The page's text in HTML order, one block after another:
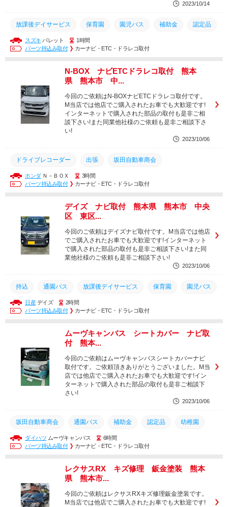
2023/10/14
放課後デイサービス 保育園 園児バス 補助金 認定品
幼稚園 BS700 置き去り
車内置き去り防止システム
車内置き去り防止安全装置 坂田自動車商会 出張
ドライブレコーダー
スズキ パレット
1時間
パーツ持込み取付
カーナビ・ETC・ドラレコ取付
N-BOX ナビETCドラレコ取付 熊本
県 熊本市 中...
今回のご依頼はN-BOXナビETCドラレコ取付です。
M当店では他店でご購入されたお車でも大歓迎です!
インターネットで購入された部品の取付も是非ご相
談下さい!また同業他社様のご依頼も是非ご相談下さ
い!
2023/10/06
ドライブレコーダー 出張 坂田自動車商会
車内置き去り防止システム
車内置き去り 出張作業 置き去り 園児バス
補助金 認定品 幼稚園 BS700 保育園
放課後デイサービス
ホンダＮ－ＢＯＸ
3時間
パーツ持込み取付
カーナビ・ETC・ドラレコ取付
デイズ ナビ取付 熊本県 熊本市 中央
区 東区...
今回のご依頼はデイズナビ取付です。M当店では他店
でご購入されたお車でも大歓迎です!インターネット
で購入された部品の取付も是非ご相談下さい!また同
業他社様のご依頼も是非ご相談下さい!
2023/10/06
持込 通園バス 放課後デイサービス 保育園 園児バス
補助金 認定品
加藤電機 デイサービス
車内置き去り防止安全装置 車内置き去り防止システム
坂田自動車商会
日産デイズ
2時間
パーツ持込み取付
カーナビ・ETC・ドラレコ取付
ムーヴキャンバス シートカバー ナビ取
付 熊本...
今回のご依頼はムーヴキャンバスシートカバーナビ
取付です。ご依頼頂きありがとうございました。M当
店では他店でご購入されたお車でも大歓迎です!イン
ターネットで購入された部品の取付も是非ご相談下
さい!
2023/10/06
坂田自動車商会 通園バス 補助金 認定品 幼稚園
保育園 園児バス 車内置き去り防止システム
BS700S 車内置き去り
車内置き去り防止安全装置 デイサービス 放課後デイサービス
ダイハツ ムーヴキャンバス
6時間
パーツ持込み取付
カーナビ・ETC・ドラレコ取付
レクサスRX キズ修理 鈑金塗装 熊本
県 熊本市...
今回のご依頼はレクサスRXキズ修理鈑金塗装です。
M当店では他店でご購入されたお車でも大歓迎です!